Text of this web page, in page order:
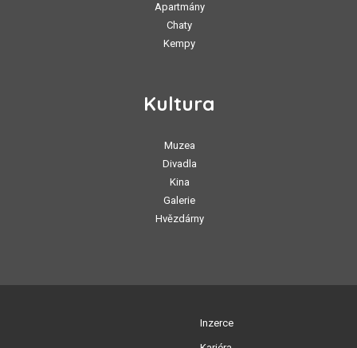
Apartmány
Chaty
Kempy
Kultura
Muzea
Divadla
Kina
Galerie
Hvězdárny
Inzerce